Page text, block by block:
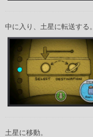
中に入り、土星に転送する。
土星に移動。